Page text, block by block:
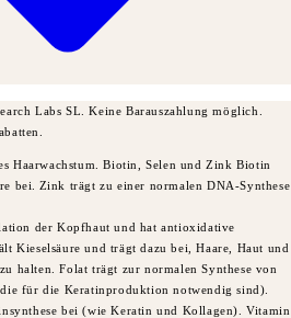
Labs SL. Keine Barauszahlung möglich.
Haarwachstum. Biotin, Selen und Zink Biotin
bei.
Zink trägt zu einer normalen DNA-Synthese
der Kopfhaut und hat antioxidative
Kieselsäure und trägt dazu bei, Haare, Haut und
halten. Folat trägt zur normalen Synthese von
für die Keratinproduktion notwendig sind).
bei (wie Keratin und Kollagen). Vitamin